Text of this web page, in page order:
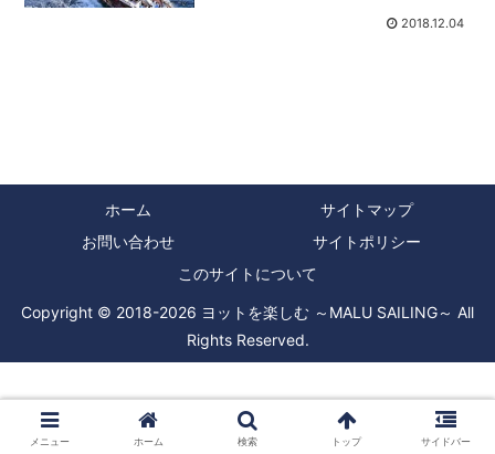
らそういって回避させるのか...2018.12.04
ホーム
サイトマップ
お問い合わせ
サイトポリシー
このサイトについて
Copyright © 2018-2026 ヨットを楽しむ ～MALU SAILING～ All
Rights Reserved.
メニュー ホーム 検索 トップ サイドバー